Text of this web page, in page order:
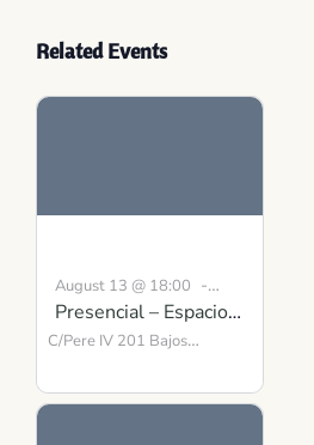
Related Events
August 13 @ 18:00 -
19:00 CEST
Presencial – Espacio
para la Presencia y el
C/Pere IV 201 Bajos